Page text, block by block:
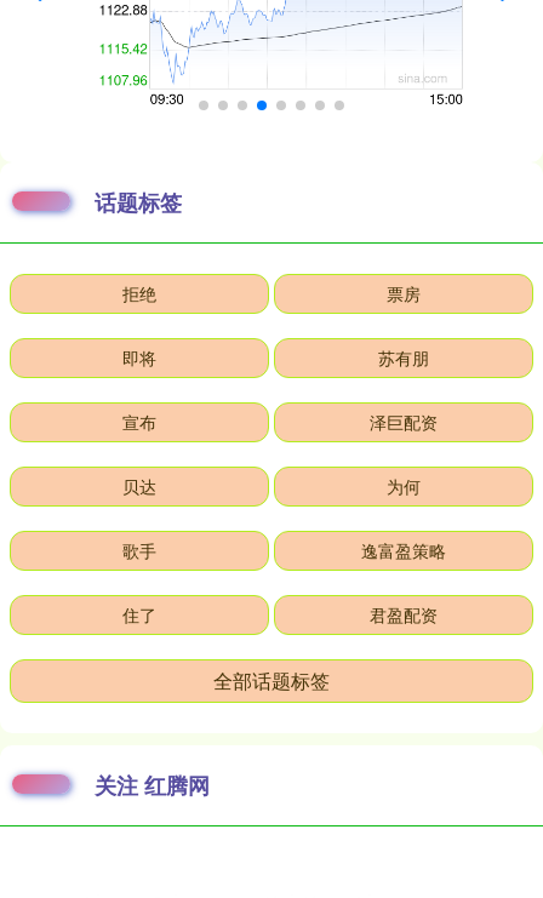
话题标签
拒绝 票房
即将 苏有朋
宣布 泽巨配资
贝达 为何
歌手 逸富盈策略
住了 君盈配资
全部话题标签
关注 红腾网